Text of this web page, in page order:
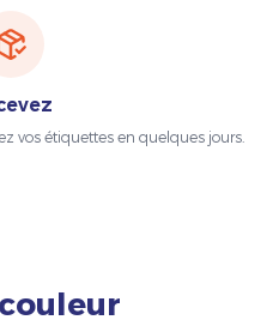
vos étiquettes en quelques jours.